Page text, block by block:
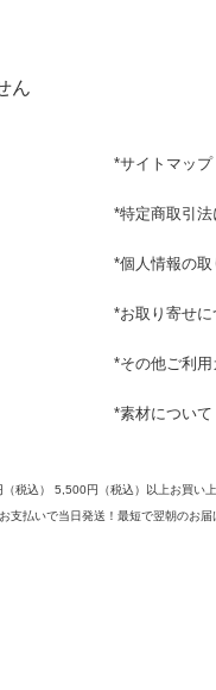
ん
*サイトマップ
*特定商取引
*個人情報の
*お取り寄せに
*その他ご利用
*素材について
税込） 5,500円（税込）以上お買い
支払いで当日発送！最短で翌朝のお届